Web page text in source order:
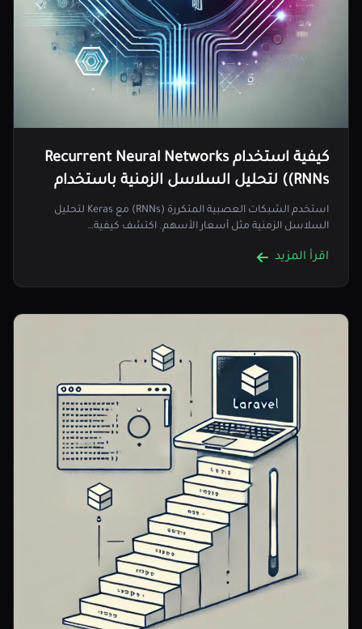
كيفية استخدام Recurrent Neural Networks
(RNNs) لتحليل السلاسل الزمنية باستخدام
Keras
استخدم الشبكات العصبية المتكررة (RNNs) مع Keras لتحليل
السلاسل الزمنية مثل أسعار الأسهم. اكتشف كيفية…
اقرأ المزيد